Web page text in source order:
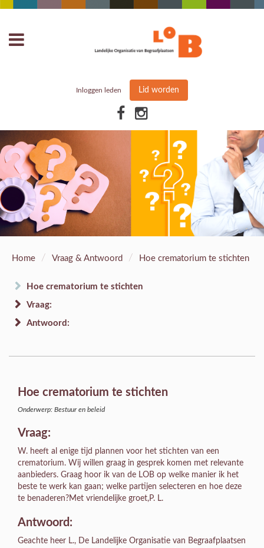
Inloggen leden Lid worden
Home / Vraag & Antwoord / Hoe crematorium te stichten
Hoe crematorium te stichten
Vraag:
Antwoord:
Hoe crematorium te stichten
Onderwerp: Bestuur en beleid
Vraag:
W. heeft al enige tijd plannen voor het stichten van een
crematorium. Wij willen graag in gesprek komen met relevante
aanbieders. Graag hoor ik van de LOB op welke manier ik het
beste te werk kan gaan; welke partijen selecteren en hoe deze
te benaderen?Met vriendelijke groet,P. L.
Antwoord:
Geachte heer L., De Landelijke Organisatie van Begraafplaatsen